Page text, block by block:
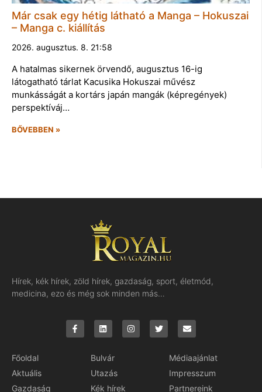
Már csak egy hétig látható a Manga – Hokuszai
– Manga c. kiállítás
2026. augusztus. 8. 21:58
A hatalmas sikernek örvendő, augusztus 16-ig
látogatható tárlat Kacusika Hokuszai művész
munkásságát a kortárs japán mangák (képregények)
perspektíváj…
BŐVEBBEN »
Hírek, kék hírek, zöld hírek, gazdaság, sport, életmód,
medicina, ezo és még sok minden más…
Főoldal
Aktuális
Gazdaság
Bulvár
Utazás
Kék hírek
Médiaajánlat
Impresszum
Partnereink